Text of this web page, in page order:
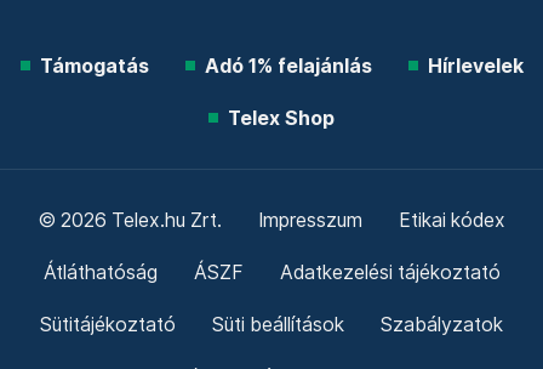
Támogatás Adó 1% felajánlás Hírlevelek
Telex Shop
© 2026 Telex.hu Zrt. Impresszum Etikai kódex
Átláthatóság ÁSZF Adatkezelési tájékoztató
Sütitájékoztató Süti beállítások Szabályzatok